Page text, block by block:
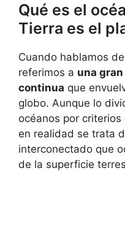
Qué es el
Tierra es el
Cuando hablamos
referimos a una
continua que
globo. Aunque lo
océanos por
en realidad se trata
interconectado que
de la superficie